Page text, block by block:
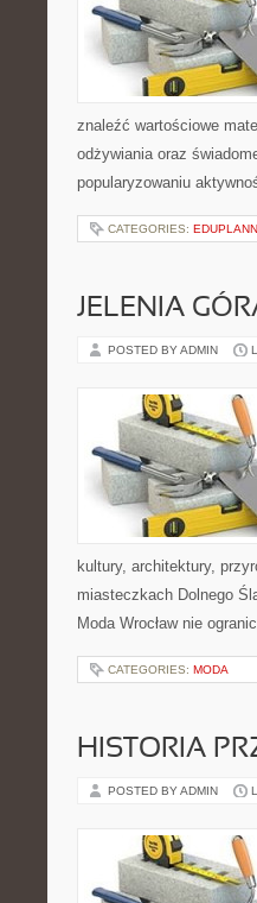
znaleźć wartościowe
odżywiania oraz
popularyzowaniu
CATEGORIES:
JELENIA
POSTED BY ADMIN
kultury, architektury,
miasteczkach Dolnego
Moda Wrocław nie
CATEGORIES: MODA
HISTORIA
POSTED BY ADMIN